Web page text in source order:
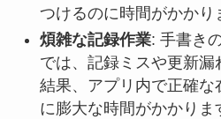
つけるのに時間がかかり
煩雑な記録作業: 手書き
では、記録ミスや更新
結果、アプリ内で正確
に膨大な時間がかかりま